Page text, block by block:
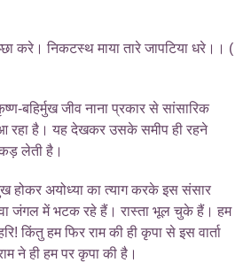
करे। निकटस्थ माया तारे जापटिया धरे।। (
बहिर्मुख जीव नाना प्रकार से सांसारिक
आ रहा है। यह देखकर उसके समीप ही रहने
लेती है।
होकर अयोध्या का त्याग करके इस संसार
जंगल में भटक रहे हैं। रास्ता भूल चुके हैं। हम
किंतु हम फिर राम की ही कृपा से इस वार्ता
ने ही हम पर कृपा की है।